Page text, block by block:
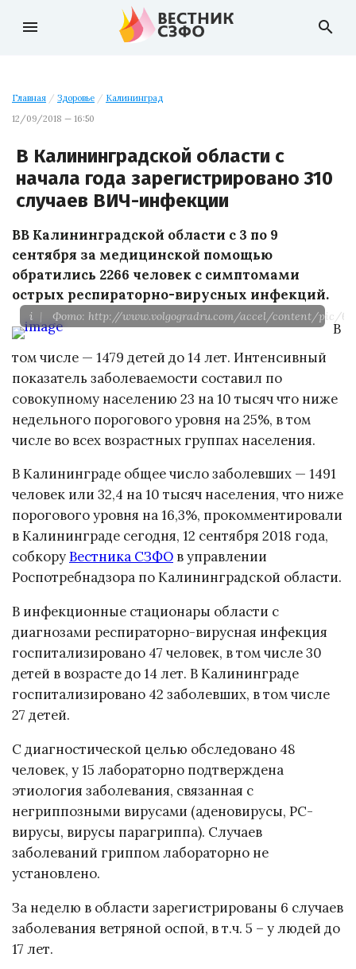
menu search
Главная / Здоровье / Калининград
12/09/2018 — 16:50
В Калининградской области с
начала года зарегистрировано 310
случаев ВИЧ-инфекции
ВВ Калининградской области с 3 по 9
сентября за медицинской помощью
обратились 2266 человек с симптомами
острых респираторно-вирусных инфекций.
i | Фото: http://www.volgogradru.com/accel/content/pic/
В
том числе — 1479 детей до 14 лет. Интенсивный
показатель заболеваемости составил по
совокупному населению 23 на 10 тысяч что ниже
недельного порогового уровня на 25%, в том
числе во всех возрастных группах населения.
В Калининграде общее число заболевших — 1491
человек или 32,4 на 10 тысяч населения, что ниже
порогового уровня на 16,3%, прокомментировали
в Калининграде сегодня, 12 сентября 2018 года,
собкоруВестника СЗФО в управлении
Роспотребнадзора по Калининградской области.
В инфекционные стационары области с
диагнозами респираторно-вирусная инфекция
госпитализировано 47 человек, в том числе 30
детей в возрасте до 14 лет. В Калининграде
госпитализировано 42 заболевших, в том числе
27 детей.
С диагностической целью обследовано 48
человек, у 15 лабораторно подтверждена
этиология заболевания, связанная с
негриппозными вирусами (аденовирусы, РС-
вирусы, вирусы парагриппа). Случаев
заболеваний гриппом лабораторно не
установлено.
За неделю в области зарегистрированы 6 случаев
заболевания ветряной оспой, в т.ч. 5 – у людей до
17 лет.